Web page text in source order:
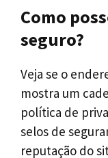
Como
seguro?
Veja se o
mostra um
política de
selos de
reputação do